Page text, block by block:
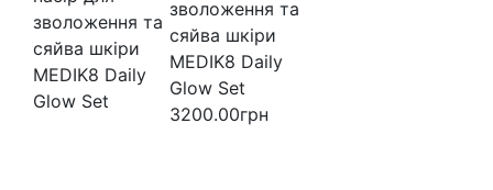
зволоження та
сяйва шкіри
MEDIK8 Daily
Glow Set
3200.00грн